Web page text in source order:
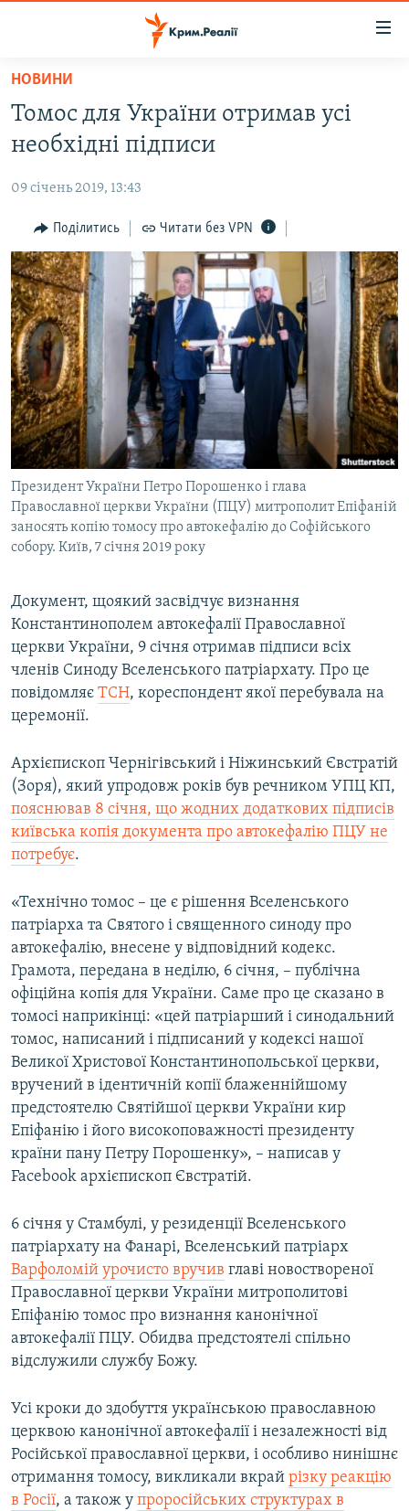
Перейти
основного
матеріалу
до
навігації
Перейти
до
пошуку
ВОДА.КРИМ
ПОЛІТИКА
БЛОГИ
ПОГЛЯД
ІНТЕРВ'Ю
ВСЕ ЗА ДЕНЬ
СПЕЦПРОЕКТИ
ДЕПОРТАЦІЯ
ВІДЕОУРОКИ «ELIFBE»
СВІДЧЕННЯ ОКУПАЦІЇ
УКРАЇНСЬКА ПРОБЛЕМА КРИМУ
ІНФОГРАФІКА
ЯК ОБІЙТИ БЛОКУВАННЯ
Русский
Qırımtatar
ДОЛУЧАЙСЯ!
Усі сайти RFE/RL
НОВИНИ
Томос для України отримав усі
необхідні підписи
09 січень 2019, 13:43
Поділитись Читати без VPN
Президент України Петро Порошенко і глава
Православної церкви України (ПЦУ) митрополит Епіфаній
заносять копію томосу про автокефалію до Софійського
собору. Київ, 7 січня 2019 року
Документ, щоякий засвідчує визнання
Константинополем автокефалії Православної
церкви України, 9 січня отримав підписи всіх
членів Синоду Вселенського патріархату. Про це
повідомляє ТСН, кореспондент якої перебувала на
церемонії.
Архієпископ Чернігівський і Ніжинський Євстратій
(Зоря), який упродовж років був речником УПЦ КП,
пояснював 8 січня, що жодних додаткових підписів
київська копія документа про автокефалію ПЦУ не
потребує.
«Технічно томос – це є рішення Вселенського
патріарха та Святого і священного синоду про
автокефалію, внесене у відповідний кодекс.
Грамота, передана в неділю, 6 січня, – публічна
офіційна копія для України. Саме про це сказано в
томосі наприкінці: «цей патріарший і синодальний
томос, написаний і підписаний у кодексі нашої
Великої Христової Константинопольської церкви,
вручений в ідентичній копії блаженнійшому
предстоятелю Святійшої церкви України кир
Епіфанію і його високоповажності президенту
країни пану Петру Порошенку», – написав у
Facebook архієпископ Євстратій.
6 січня у Стамбулі, у резиденції Вселенського
патріархату на Фанарі, Вселенський патріарх
Варфоломій урочисто вручив главі новоствореної
Православної церкви України митрополитові
Епіфанію томос про визнання канонічної
автокефалії ПЦУ. Обидва предстоятелі спільно
відслужили службу Божу.
Усі кроки до здобуття українською православною
церквою канонічної автокефалії і незалежності від
Російської православної церкви, і особливо нинішнє
отримання томосу, викликали вкрай різку реакцію
в Росії, а також у проросійських структурах в